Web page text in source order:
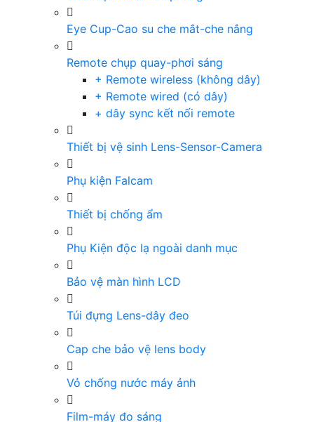
Eye Cup-Cao su che mắt-che nắng
Remote chụp quay-phơi sáng
+ Remote wireless (không dây)
+ Remote wired (có dây)
+ dây sync kết nối remote
Thiết bị vệ sinh Lens-Sensor-Camera
Phụ kiện Falcam
Thiết bị chống ẩm
Phụ Kiện độc lạ ngoài danh mục
Bảo vệ màn hình LCD
Túi đựng Lens-dây đeo
Cap che bảo vệ lens body
Vỏ chống nước máy ảnh
Film-máy đo sáng